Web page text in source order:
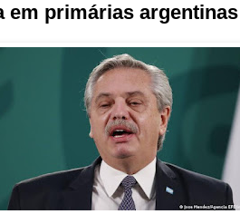
primárias argentinas